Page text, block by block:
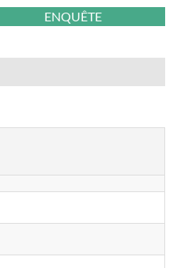
ENQUÊTE